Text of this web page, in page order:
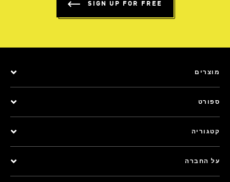
SIGN UP FOR FREE
מוצרים
ספורט
קטגוריה
על החברה